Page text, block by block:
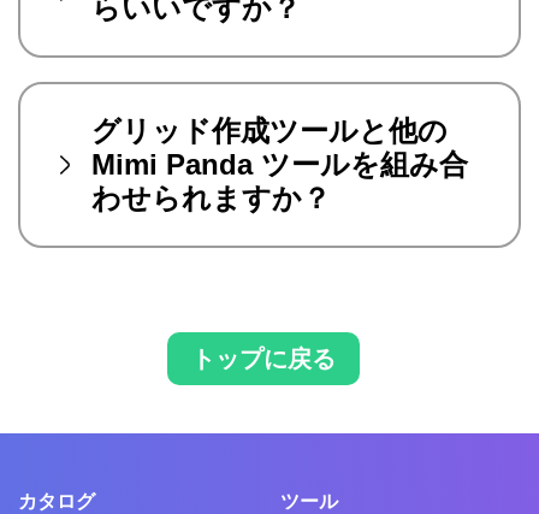
らいいですか？
グリッド作成ツールと他の
Mimi Panda ツールを組み合
わせられますか？
トップに戻る
カタログ ツール